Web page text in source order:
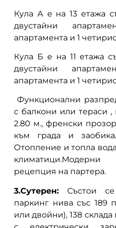
Кула А е на 13 етажа
двустайни
апартамента и 1
Кула Б е на 11 етажа
двустайни
апартамента и 1
Функционални
с балкони или тераси ,
2.80 м., френски
към града и
Отопление и топла
рецепция на партера.
3.Сутерен:Състои се
паркинг нива със 189
или двойни), 138